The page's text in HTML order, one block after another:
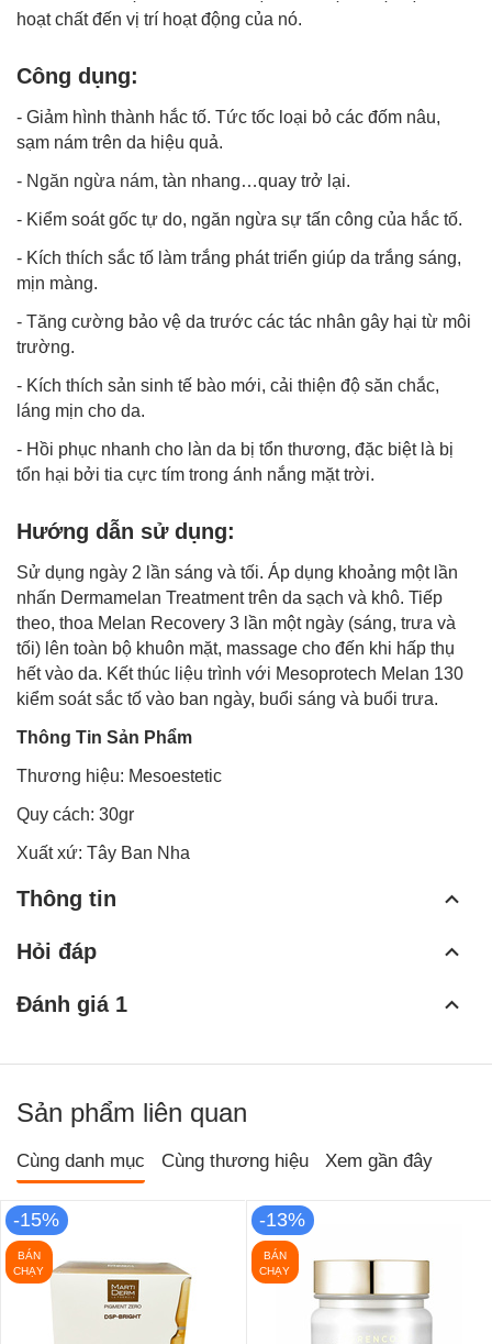
hoạt chất đến vị trí hoạt động của nó.
Công dụng:
- Giảm hình thành hắc tố. Tức tốc loại bỏ các đốm nâu,
sạm nám trên da hiệu quả.
- Ngăn ngừa nám, tàn nhang…quay trở lại.
- Kiểm soát gốc tự do, ngăn ngừa sự tấn công của hắc tố.
- Kích thích sắc tố làm trắng phát triển giúp da trắng sáng,
mịn màng.
- Tăng cường bảo vệ da trước các tác nhân gây hại từ môi
trường.
- Kích thích sản sinh tế bào mới, cải thiện độ săn chắc,
láng mịn cho da.
- Hồi phục nhanh cho làn da bị tổn thương, đặc biệt là bị
tổn hại bởi tia cực tím trong ánh nắng mặt trời.
Hướng dẫn sử dụng:
Sử dụng ngày 2 lần sáng và tối. Áp dụng khoảng một lần
nhấn Dermamelan Treatment trên da sạch và khô. Tiếp
theo, thoa Melan Recovery 3 lần một ngày (sáng, trưa và
tối) lên toàn bộ khuôn mặt, massage cho đến khi hấp thụ
hết vào da. Kết thúc liệu trình với Mesoprotech Melan 130
kiểm soát sắc tố vào ban ngày, buổi sáng và buổi trưa.
Thông Tin Sản Phẩm
Thương hiệu: Mesoestetic
Quy cách: 30gr
Xuất xứ: Tây Ban Nha
Thông tin
Hỏi đáp
Đánh giá 1
Sản phẩm liên quan
Cùng danh mục Cùng thương hiệu Xem gần đây
-15%
BÁN
CHẠY
-13%
BÁN
CHẠY